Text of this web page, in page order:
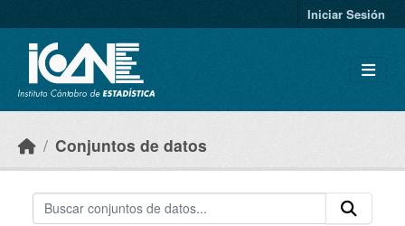
Iniciar Sesión
Conjuntos de datos